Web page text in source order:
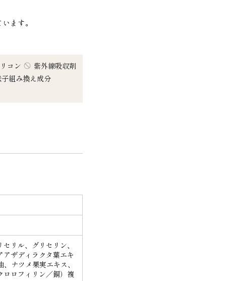
ます。
コン
紫外線吸収剤
子組み換え成分
リル、グリセリン、
ザディラクタ葉エキ
ナツメ果実エキス、
ロロフィリン／銅）複